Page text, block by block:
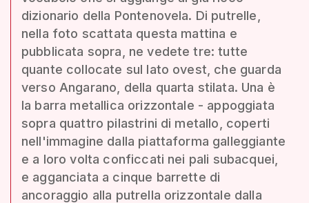
dizionario della Pontenovela. Di putrelle,
nella foto scattata questa mattina e
pubblicata sopra, ne vedete tre: tutte
quante collocate sul lato ovest, che guarda
verso Angarano, della quarta stilata. Una è
la barra metallica orizzontale - appoggiata
sopra quattro pilastrini di metallo, coperti
nell'immagine dalla piattaforma galleggiante
e a loro volta conficcati nei pali subacquei,
e agganciata a cinque barrette di
ancoraggio alla putrella orizzontale dalla